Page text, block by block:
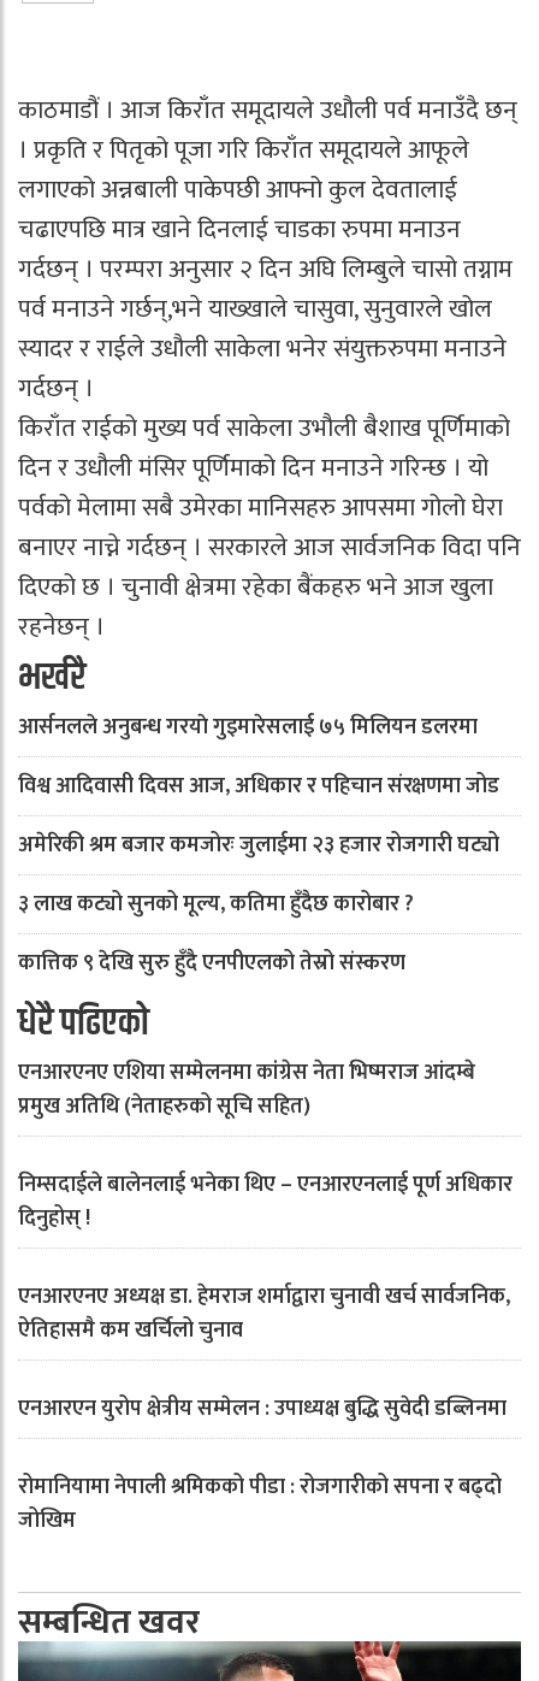
काठमाडौं । आज किराँत समूदायले उधौली पर्व मनाउँदै छन्
। प्रकृति र पितृको पूजा गरि किराँत समूदायले आफूले
लगाएको अन्नबाली पाकेपछी आफ्नो कुल देवतालाई
चढाएपछि मात्र खाने दिनलाई चाडका रुपमा मनाउन
गर्दछन् । परम्परा अनुसार २ दिन अघि लिम्बुले चासो तग्नाम
पर्व मनाउने गर्छन्,भने याख्खाले चासुवा, सुनुवारले खोल
स्यादर र राईले उधौली साकेला भनेर संयुक्तरुपमा मनाउने
गर्दछन् ।
किराँत राईको मुख्य पर्व साकेला उभौली बैशाख पूर्णिमाको
दिन र उधौली मंसिर पूर्णिमाको दिन मनाउने गरिन्छ । यो
पर्वको मेलामा सबै उमेरका मानिसहरु आपसमा गोलो घेरा
बनाएर नाच्ने गर्दछन् । सरकारले आज सार्वजनिक विदा पनि
दिएको छ । चुनावी क्षेत्रमा रहेका बैंकहरु भने आज खुला
रहनेछन् ।
भर्खरै
आर्सनलले अनुबन्ध गरयाे गुइमारेसलाई ७५ मिलियन डलरमा
विश्व आदिवासी दिवस आज, अधिकार र पहिचान संरक्षणमा जोड
अमेरिकी श्रम बजार कमजोरः जुलाईमा २३ हजार रोजगारी घट्यो
३ लाख कट्यो सुनको मूल्य, कतिमा हुँदैछ कारोबार ?
कात्तिक ९ देखि सुरु हुँदै एनपीएलको तेस्रो संस्करण
धेरै पढिएको
एनआरएनए एशिया सम्मेलनमा कांग्रेस नेता भिष्मराज आंदम्बे
प्रमुख अतिथि (नेताहरुको सूचि सहित)
निम्सदाईले बालेनलाई भनेका थिए – एनआरएनलाई पूर्ण अधिकार
दिनुहोस् !
एनआरएनए अध्यक्ष डा. हेमराज शर्माद्वारा चुनावी खर्च सार्वजनिक,
ऐतिहासमै कम खर्चिलो चुनाव
एनआरएन युरोप क्षेत्रीय सम्मेलन : उपाध्यक्ष बुद्धि सुवेदी डब्लिनमा
रोमानियामा नेपाली श्रमिकको पीडा : रोजगारीको सपना र बढ्दो
जोखिम
सम्बन्धित खवर